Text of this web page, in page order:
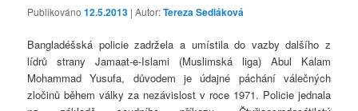
Publikováno12.5.2013 | Autor:Tereza Sedláková
Bangladéšská policie zadržela a umístila do vazby dalšího z
lídrů strany Jamaat-e-Islami (Muslimská liga) Abul Kalam
Mohammad Yusufa, důvodem je údajné páchání válečných
zločinů během války za nezávislost v roce 1971. Policie jednala